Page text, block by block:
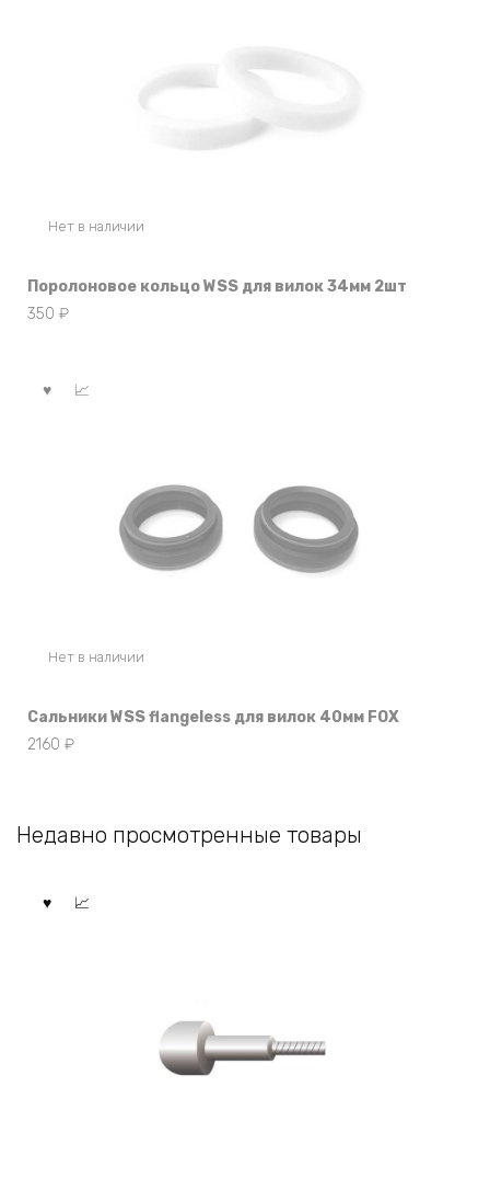
Нет в наличии
Поролоновое кольцо WSS для вилок 34мм 2шт
350 ₽
Нет в наличии
Сальники WSS flangeless для вилок 40мм FOX
2160 ₽
Недавно просмотренные товары